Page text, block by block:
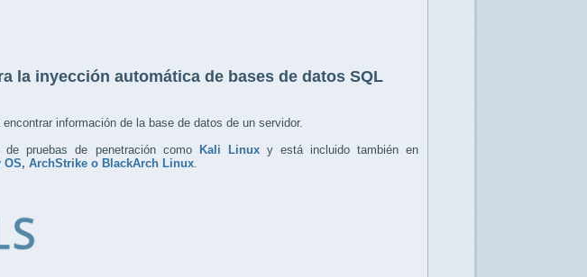
la inyección automática de bases de datos SQL
información de la base de datos de un servidor.
pruebas de penetración como
Kali Linuxy está incluido también en
OS, ArchStrike o BlackArch Linux